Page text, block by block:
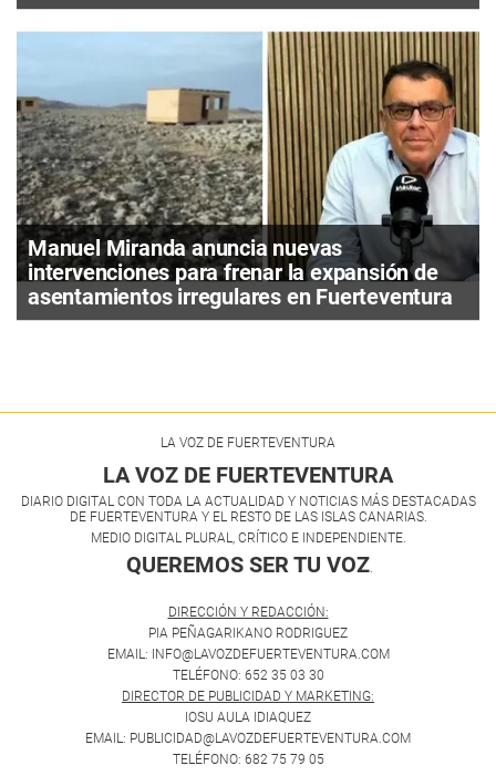
Manuel Miranda anuncia nuevas
intervenciones para frenar la expansión de
asentamientos irregulares en Fuerteventura
LA VOZ DE FUERTEVENTURA
LA VOZ DE FUERTEVENTURA
DIARIO DIGITAL CON TODA LA ACTUALIDAD Y NOTICIAS MÁS DESTACADAS
DE FUERTEVENTURA Y EL RESTO DE LAS ISLAS CANARIAS.
MEDIO DIGITAL PLURAL, CRÍTICO E INDEPENDIENTE.
QUEREMOS SER TU VOZ.
DIRECCIÓN Y REDACCIÓN:
PIA PEÑAGARIKANO RODRIGUEZ
EMAIL: INFO@LAVOZDEFUERTEVENTURA.COM
TELÉFONO: 652 35 03 30
DIRECTOR DE PUBLICIDAD Y MARKETING:
IOSU AULA IDIAQUEZ
EMAIL: PUBLICIDAD@LAVOZDEFUERTEVENTURA.COM
TELÉFONO: 682 75 79 05